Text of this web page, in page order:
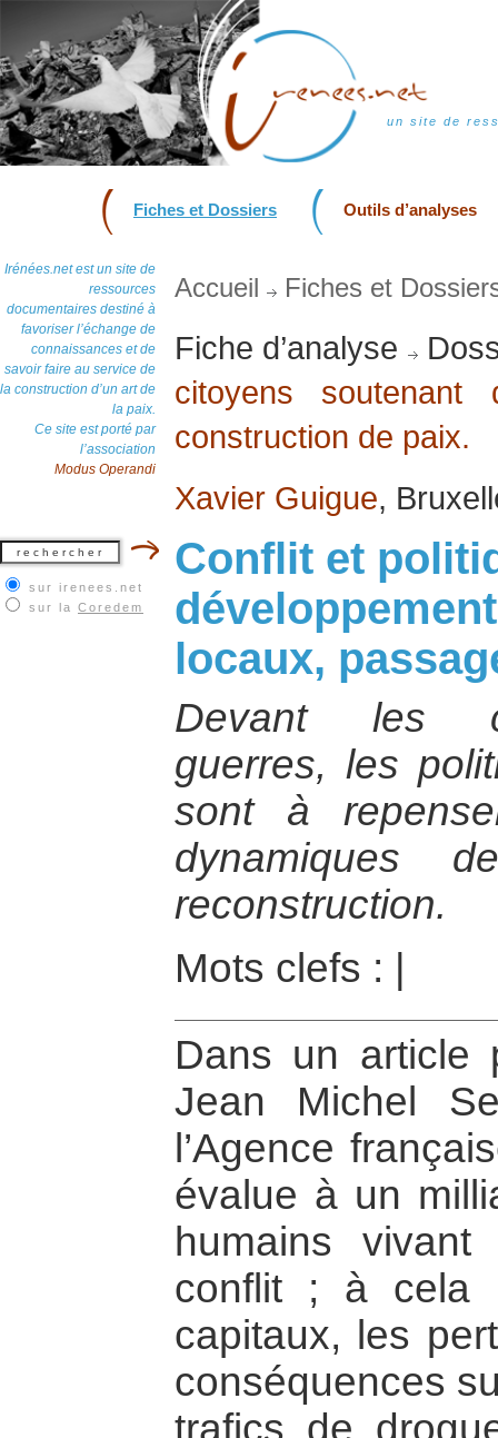
un site de
Fiches et Dossiers Outils d’analyses
Irénées.net est un site de
ressources
documentaires destiné à
favoriser l’échange de
connaissances et de
savoir faire au service de
la construction d’un art de
la paix.
Ce site est porté par
l’association
Modus Operandi
sur irenees.net
sur la Coredem
Accueil Fiches et
Fiche d’analyse
citoyens
construction de paix.
Xavier Guigue,
Conflit et
locaux,
Devant les
guerres, les
sont à
dynamiques
reconstruction.
Mots clefs :
Dans un article
Jean Michel
l’Agence
évalue à un
humains
conflit ; à cela
capitaux, les
conséquences
trafics de